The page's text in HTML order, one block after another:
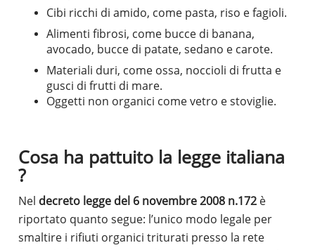
Cibi ricchi di amido, come pasta, riso e fagioli.
Alimenti fibrosi, come bucce di banana,
avocado, bucce di patate, sedano e carote.
Materiali duri, come ossa, noccioli di frutta e
gusci di frutti di mare.
Oggetti non organici come vetro e stoviglie.
Cosa ha pattuito la legge italiana
?
Nel decreto legge del 6 novembre 2008 n.172 è
riportato quanto segue: l’unico modo legale per
smaltire i rifiuti organici triturati presso la rete